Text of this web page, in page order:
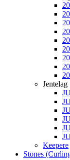
Jentelag
Keepere
Stones